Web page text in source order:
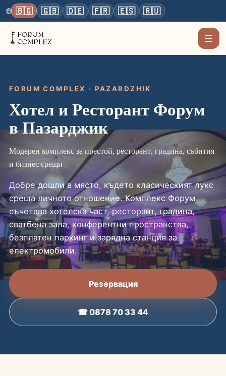
🌐 🇧🇬 🇬🇧 🇩🇪 🇫🇷 🇪🇸 🇷🇺
☰
FORUM COMPLEX · PAZARDZHIK
Хотел и Ресторант Форум
в Пазарджик
Модерен комплекс за престой, ресторант, градина, събития
и бизнес срещи
Добре дошли в място, където класическият лукс
среща личното отношение. Комплекс Форум
съчетава хотелска част, ресторант, градина,
сватбена зала, конферентни пространства,
безплатен паркинг и зарядна станция за
електромобили.
Резервация
☎ 0878 70 33 44